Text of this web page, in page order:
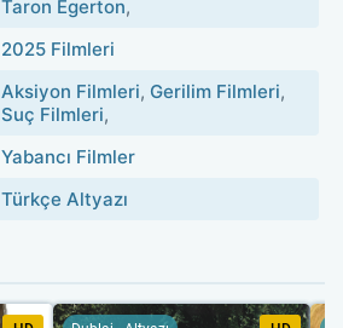
Taron Egerton,
2025 Filmleri
Aksiyon Filmleri, Gerilim Filmleri,
Suç Filmleri,
Yabancı Filmler
Türkçe Altyazı